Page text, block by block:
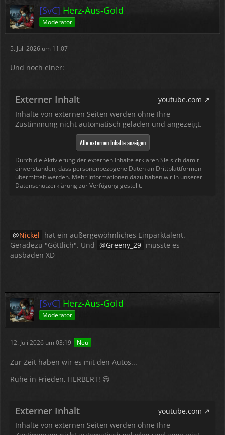
[SvC] Herz-Aus-Gold
Moderator
5. Juli 2026 um 11:07
Und noch einer:
Externer Inhalt
youtube.com
Inhalte von externen Seiten werden ohne Ihre
Zustimmung nicht automatisch geladen und angezeigt.
Alle externen Inhalte anzeigen
Durch die Aktivierung der externen Inhalte erklären Sie sich damit
einverstanden, dass personenbezogene Daten an Drittplattformen
übermittelt werden. Mehr Informationen dazu haben wir in unserer
Datenschutzerklärung zur Verfügung gestellt.
Nickel hat ein außergewöhnliches Einparktalent.
Geradezu "Göttlich". Und
Greeny_29 musste es
ausbaden XD
[SvC] Herz-Aus-Gold
Moderator
12. Juli 2026 um 03:19 Neu
Zur Zeit haben wir es mit den Autos...
Ruhe in Frieden, HERBERT! 😢
Externer Inhalt
youtube.com
Inhalte von externen Seiten werden ohne Ihre